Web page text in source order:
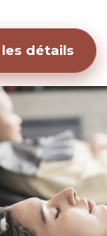
détails